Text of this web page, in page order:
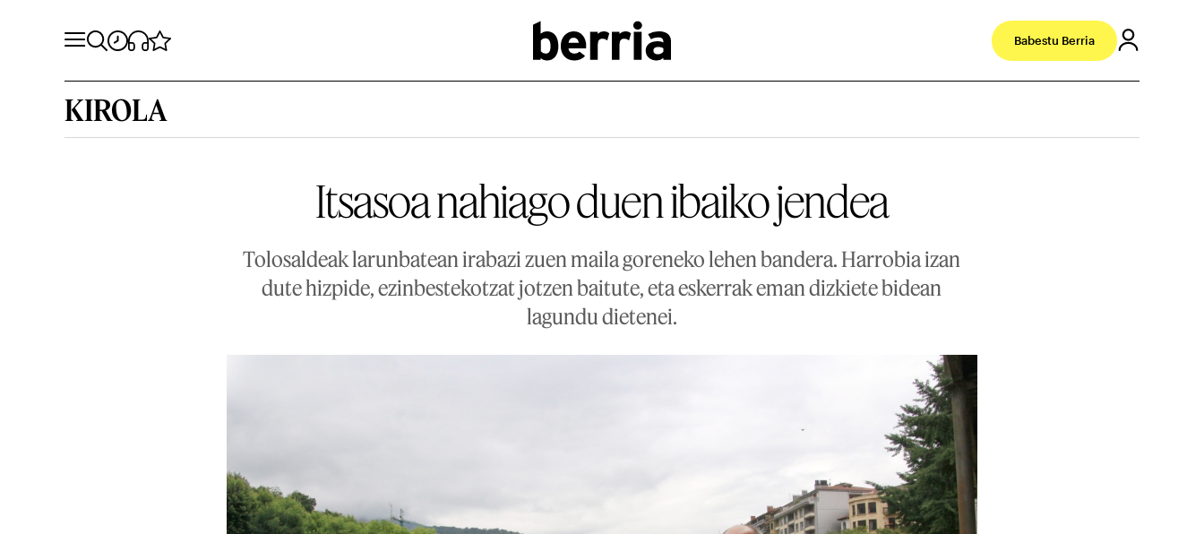
Babestu Berria
KIROLA
Itsasoa nahiago duen ibaiko jendea
Tolosaldeak larunbatean irabazi zuen maila goreneko lehen bandera. Harrobia izan
dute hizpide, ezinbestekotzat jotzen baitute, eta eskerrak eman dizkiete bidean
lagundu dietenei.